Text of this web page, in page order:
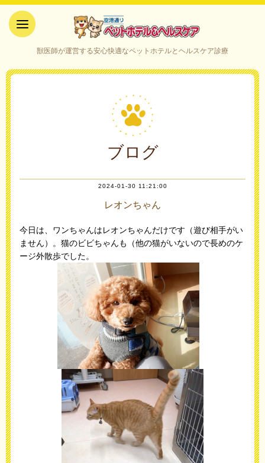
ケア｜山口県宇部市
獣医師が運営する安心快適なペットホテルとヘルスケア診療
ブログ
2024-01-30 11:21:00
レオンちゃん
今日は、ワンちゃんはレオンちゃんだけです（遊び相手がい
ません）。猫のビビちゃんも（他の猫がいないので長めのケ
ージ外散歩でした。